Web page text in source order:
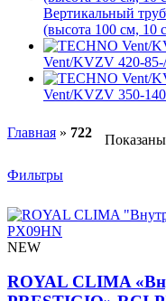
Вертикальный
(высота 100 см, 10
Vent/KVZV 420-
Vent/KVZV 350-
Главная » 722
Фильтры
NEW
ROYAL CLIMA